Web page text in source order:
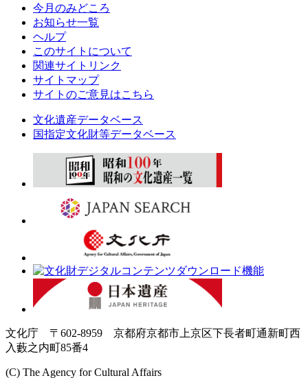
今月のみどころ
お知らせ一覧
ヘルプ
このサイトについて
関連サイトリンク
サイトマップ
サイトのご意見はこちら
文化遺産データベース
国指定文化財等データベース
文化庁 〒602-8959 京都府京都市上京区下長者町通新町西
入藪之内町85番4
(C) The Agency for Cultural Affairs